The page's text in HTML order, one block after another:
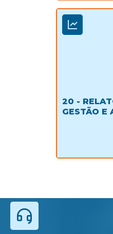
20 -
GESTÃO E